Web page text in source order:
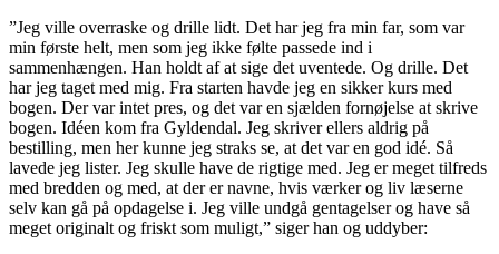
”Jeg ville overraske og drille lidt. Det har jeg fra min far, som var
min første helt, men som jeg ikke følte passede ind i
sammenhængen. Han holdt af at sige det uventede. Og drille. Det
har jeg taget med mig. Fra starten havde jeg en sikker kurs med
bogen. Der var intet pres, og det var en sjælden fornøjelse at skrive
bogen. Idéen kom fra Gyldendal. Jeg skriver ellers aldrig på
bestilling, men her kunne jeg straks se, at det var en god idé. Så
lavede jeg lister. Jeg skulle have de rigtige med. Jeg er meget tilfreds
med bredden og med, at der er navne, hvis værker og liv læserne
selv kan gå på opdagelse i. Jeg ville undgå gentagelser og have så
meget originalt og friskt som muligt,” siger han og uddyber: